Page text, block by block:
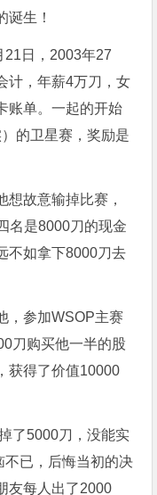
诞生！
21日，2003年27
计，年薪4万刀，女
账单。一起的开始
的卫星赛，奖励是
想故意输掉比赛，
名是8000刀的现金
不如拿下8000刀去
，参加WSOP主赛
刀购买他一半的股
获得了价值10000
了5000刀，没能实
不已，后悔当初的决
友每人出了2000